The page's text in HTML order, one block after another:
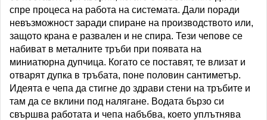
спре процеса на работа на системата. Дали поради
невъзможност заради спиране на производството или,
защото крана е развален и не спира. Тези чепове се
набиват в металните тръби при появата на
миниатюрна дупчица. Когато се поставят, те влизат и
отварят дупка в тръбата, поне половин сантиметър.
Идеята е чепа да стигне до здрави стени на тръбите и
там да се вклини под налягане. Водата бързо си
свършва работата и чепа набъбва, което уплътнява